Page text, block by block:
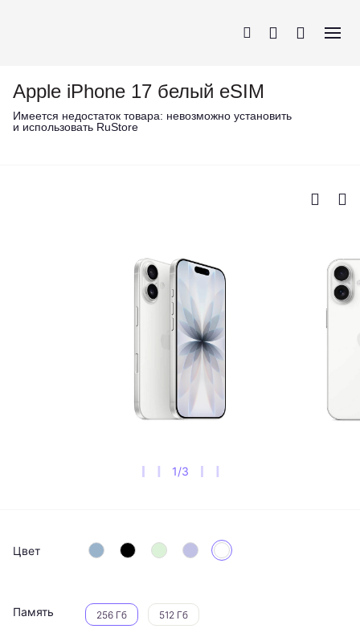
Apple iPhone 17 белый eSIM
Имеется недостаток товара: невозможно установить
и использовать RuStore
1/3
Цвет
Память 256 Гб 512 Гб